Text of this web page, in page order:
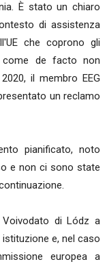
È stato un chiaro
di assistenza
che coprono gli
come de facto non
il membro EEG
un reclamo
pianificato, noto
e non ci sono state
Voivodato di Lódz a
e, nel caso
europea a